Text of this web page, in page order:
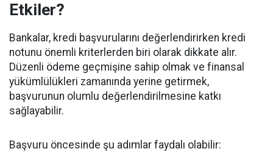
Etkiler?
Bankalar, kredi başvurularını değerlendirirken kredi
notunu önemli kriterlerden biri olarak dikkate alır.
Düzenli ödeme geçmişine sahip olmak ve finansal
yükümlülükleri zamanında yerine getirmek,
başvurunun olumlu değerlendirilmesine katkı
sağlayabilir.
Başvuru öncesinde şu adımlar faydalı olabilir: